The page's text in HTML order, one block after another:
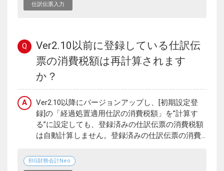
仕訳伝票入力
Q
Ver2.10以前に登録している仕訳伝
票の消費税額は再計算されます
か？
A
Ver2.10以降にバージョンアップし、[初期設定登
録]の「経過処置適用仕訳の消費税額」を”計算す
る”に設定しても、登録済みの仕訳伝票の消費税額
は自動計算しません。登録済みの仕訳伝票の消費...
BIG財務会計Neo